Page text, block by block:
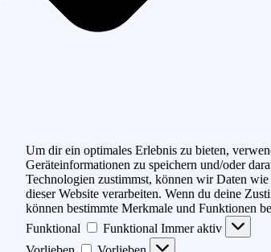
Um dir ein optimales Erlebnis zu bieten,
Geräteinformationen zu speichern und/oder
Technologien zustimmst, können wir Daten
dieser Website verarbeiten. Wenn du deine
können bestimmte Merkmale und Funktionen
Funktional
Funktional Immer aktiv